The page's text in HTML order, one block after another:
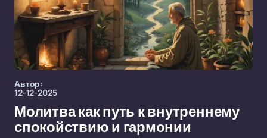
Автор:
12-12-2025
Молитва как путь к внутреннему
спокойствию и гармонии